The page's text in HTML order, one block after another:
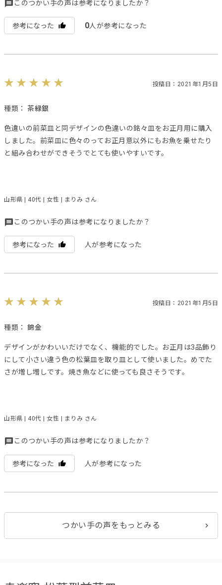
このつかい手の声は参考になりましたか？
参考になった 0人が参考になった
投稿日：2021年1月5日
種類： 茶緑銀
色違いの前菜皿と同デザインの色違いの銘々皿をお正月用に購入
しました。前菜皿に色々のってお正月意以外にもお魚を乗せたり
と組み合わせができそうでとても使いやすいです。
山形県 | 40代 | 女性 | まりみ さん
このつかい手の声は参考になりましたか？
参考になった 人が参考になった
投稿日：2021年1月5日
種類： 錦金
デザインがかわいいだけでなく、機能的でした。お正月は3品飾り
にして小さい違う色の松葉皿を取り皿として使いました。めでた
さが増し増しです。焼き魚などに使っても良さそうです。
山形県 | 40代 | 女性 | まりみ さん
このつかい手の声は参考になりましたか？
参考になった 人が参考になった
つかい手の声をもっとみる